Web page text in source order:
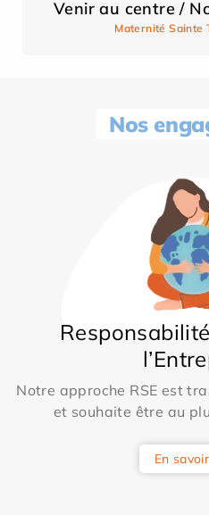
Venir au centre /
Maternité Sainte
Nos
Notre approche RSE est
et souhaite être au
En